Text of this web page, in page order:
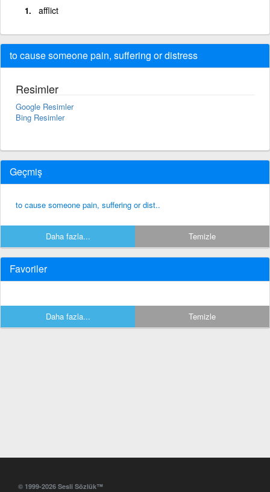
afflict
to cause someone pain, suffering or distress
Resimler
Google Resimler
Bing Resimler
Geçmiş
to cause someone pain, suffering or dist..
Daha fazla... Temizle
Favoriler
Daha fazla... Temizle
© 1999-2026 Sesli Sözlük™